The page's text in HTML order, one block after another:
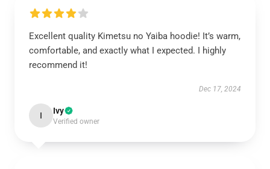
Excellent quality Kimetsu no Yaiba hoodie! It’s warm,
comfortable, and exactly what I expected. I highly
recommend it!
Dec 17, 2024
I Ivy
Verified owner